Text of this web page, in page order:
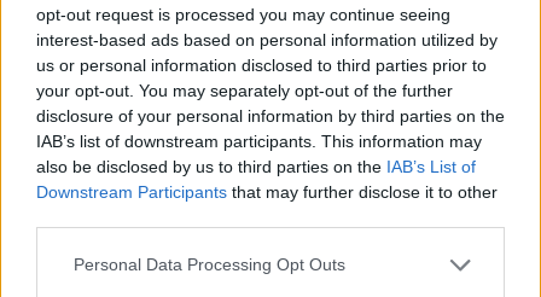
opt-out request is processed you may continue seeing
interest-based ads based on personal information utilized by
us or personal information disclosed to third parties prior to
your opt-out. You may separately opt-out of the further
disclosure of your personal information by third parties on the
IAB’s list of downstream participants. This information may
also be disclosed by us to third parties on the IAB’s List of
Downstream Participants that may further disclose it to other
Personal Data Processing Opt Outs
2026-ban! Jön a Portfolio félnapos, üzleti vidéki
rendezvénysorozata, ami naprakész gazdasági és
pénzügyi helyzetképpel segíti a helyi kkv-szektort.
Szeptemberben Szegeden és Kecskeméten
találkozunk!Információ és jelentkezésA
Miniszterelnökséget vezető miniszter...
KEDVES OLVASÓNK!
A keresett cikk a portfolio.hu hírarchívumához